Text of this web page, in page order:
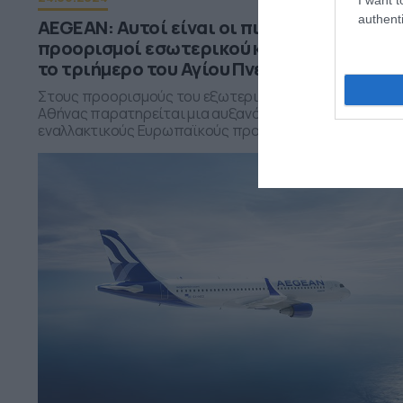
AEGEAN: Αυτοί είναι οι πιο δημοφιλείς
προορισμοί εσωτερικού και εξωτερικού
το τριήμερο του Αγίου Πνεύματος
Στους προορισμούς του εξωτερικού από τη βάση της
Αθήνας παρατηρείται μια αυξανόμενη τάση για ταξίδια
εναλλακτικούς Ευρωπαϊκούς προορισμούς